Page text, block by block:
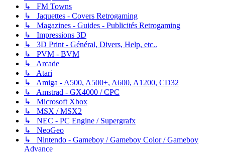
↳ FM Towns
↳ Jaquettes - Covers Retrogaming
↳ Magazines - Guides - Publicités Retrogaming
↳ Impressions 3D
↳ 3D Print - Général, Divers, Help, etc..
↳ PVM - BVM
↳ Arcade
↳ Atari
↳ Amiga - A500, A500+, A600, A1200, CD32
↳ Amstrad - GX4000 / CPC
↳ Microsoft Xbox
↳ MSX / MSX2
↳ NEC - PC Engine / Supergrafx
↳ NeoGeo
↳ Nintendo - Gameboy / Gameboy Color / Gameboy
Advance